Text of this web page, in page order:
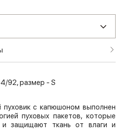
92, размер - S
пуховик с капюшоном выполнен
пуховых пакетов, которые
и защищают ткань от влаги и